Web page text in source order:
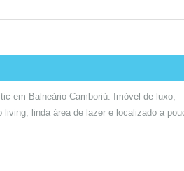
em Balneário Camboriú. Imóvel de luxo,
living, linda área de lazer e localizado a